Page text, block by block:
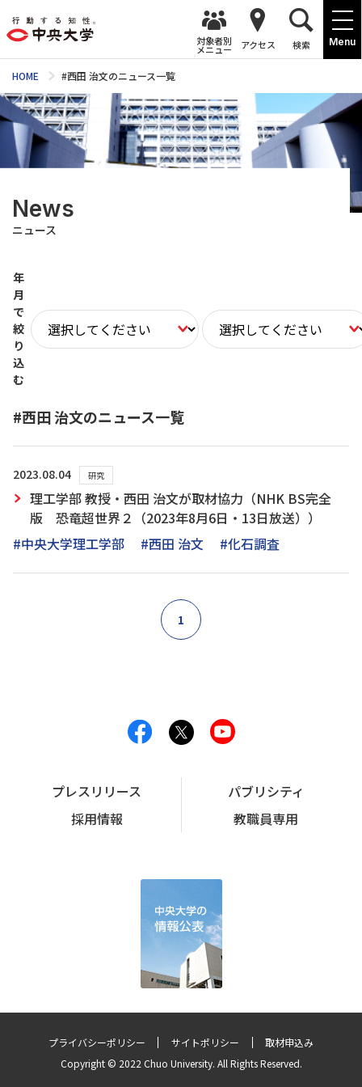
Menu
対象者別
メニュー アクセス 検索
HOME #西田 治文のニュース一覧
News
ニュース
年
月
で
絞
り
込
む
#西田 治文のニュース一覧
2023.08.04 研究
理工学部 教授・西田 治文が取材協力（NHK BS完全
版 恐竜超世界２（2023年8月6日・13日放送））
#中央大学理工学部
#西田 治文 #化石調査
1
プレスリリース
パブリシティ
採用情報
教職員専用
プライバシーポリシー サイトポリシー
取材申込み
Copyright © 2022 Chuo University. All Rights Reserved.